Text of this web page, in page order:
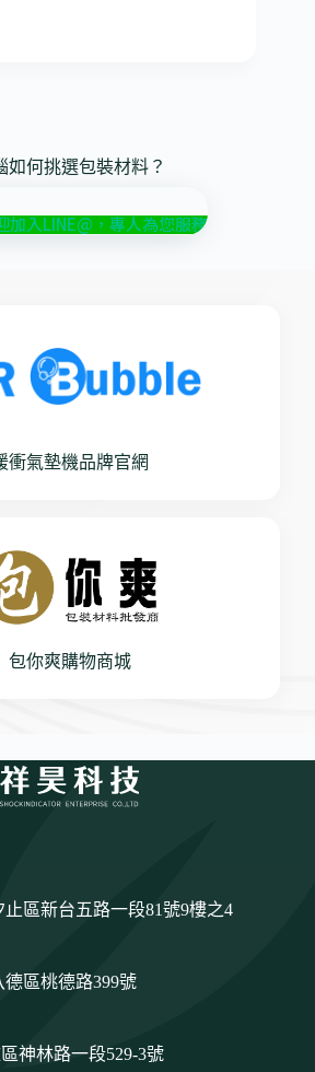
如何挑選包裝材料？
加入LINE@，專人為您服務
衝氣墊機品牌官網
包你爽購物商城
止區新台五路一段81號9樓之4
德區桃德路399號
神林路一段529-3號